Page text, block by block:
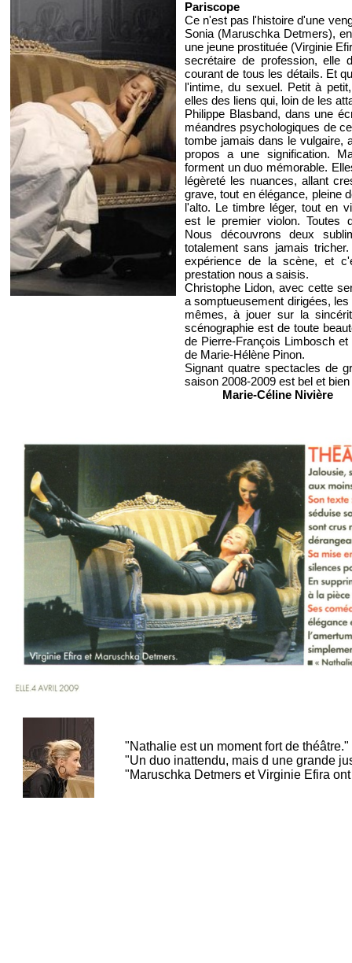
Pariscope
Ce n'est pas l'histoire d'une
Sonia (Maruschka Detmers),
une jeune prostituée (Virginie
secrétaire de profession, elle
courant de tous les détails. Et
l'intime, du sexuel. Petit à
elles des liens qui, loin de les
Philippe Blasband, dans une
méandres psychologiques de
tombe jamais dans le vulgaire,
propos a une signification.
forment un duo mémorable.
légèreté les nuances, allant
grave, tout en élégance, pleine
l'alto. Le timbre léger, tout en
est le premier violon. Toutes
Nous découvrons deux
totalement sans jamais
expérience de la scène, et
prestation nous a saisis.
Christophe Lidon, avec cette
a somptueusement dirigées,
mêmes, à jouer sur la
scénographie est de toute
de Pierre-François Limbosch
de Marie-Hélène Pinon.
Signant quatre spectacles de
saison 2008-2009 est bel et
Marie-Céline Nivière
"Nathalie est un moment fort de théâtre."
"Un duo inattendu, mais d une grande
"Maruschka Detmers et Virginie Efira